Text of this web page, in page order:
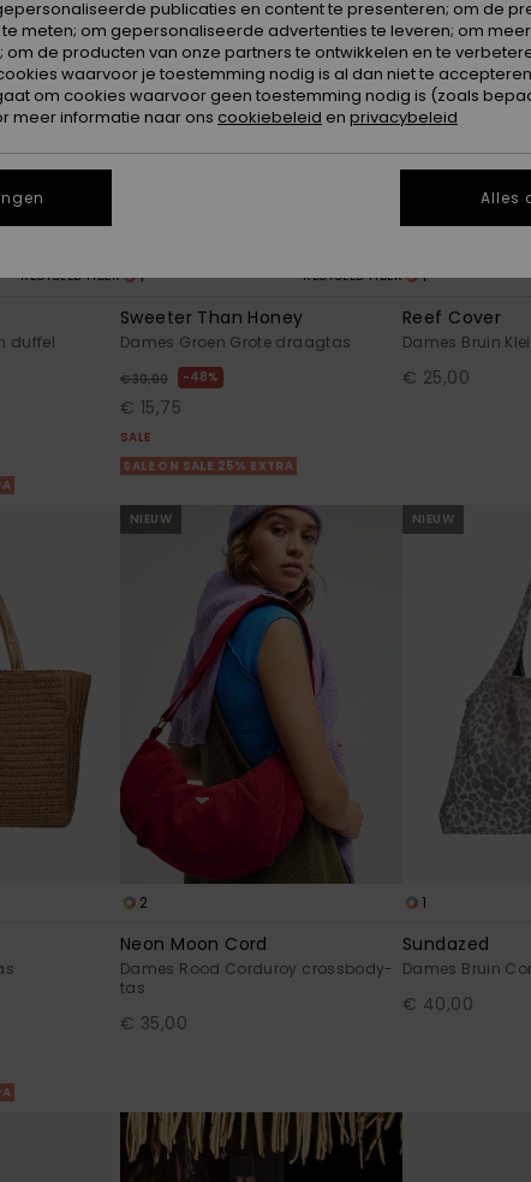
RECYCLED FIBER
duffel
1 RECYCLED FIBER
Sweeter Than Honey
Dames Groen Grote draagtas
€ 30,00 48%
€ 15,75
SALE
SALE ON SALE 25% EXTRA
1
Reef Cover
Dames Bruin
€ 25,00
NIEUW
2
Neon Moon Cord
Dames Rood Corduroy crossbody-
tas
€ 35,00
NIEUW
1
Sundazed
Dames Bruin
€ 40,00
publicaties en content te presenteren; om de
meten; om gepersonaliseerde advertenties te leveren; om
om de producten van onze partners te ontwikkelen en te
waarvoor je toestemming nodig is al dan niet te
om cookies waarvoor geen toestemming nodig is (zoals
meer informatie naar ons cookiebeleid en privacybeleid
Alles